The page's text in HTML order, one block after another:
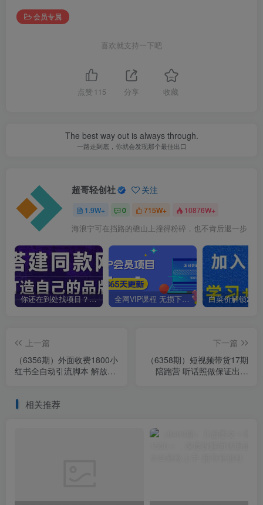
会员专属
喜欢就支持一下吧
点赞 115 分享 收藏
The best way out is always through.
一路走到底，你就会发现那个最佳出口
超哥轻创社 关注
1.9W+ 0 715W+ 10876W+
海浪宁可在挡路的礁山上撞得粉碎，也不肯后退一步
你还在到处找项目？还在当韭菜？我靠卖项目一个月收入5万+，曾经我也是个失败者。 全网VIP课程 无损下载~
上一篇
（6356期）外面收费1800小
红书全自动引流脚本 解放双
下一篇
（6358期）短视频带货17期
陪跑营 听话照做保证出单
相关推荐